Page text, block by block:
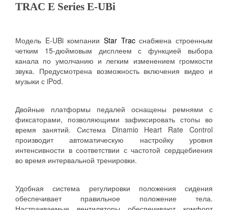
TRAC E Series E-UBi
Модель E-UBi компании Star Tracснабжена строенным
четким 15-дюймовым дисплеем с функцией выбора
канала по умолчанию и легким изменением громкости
звука. Предусмотрена возможность включения видео и
музыки с iPod.
Двойные платформы педалей оснащены ремнями с
фиксаторами, позволяющими зафиксировать стопы во
время занятий. Система Dinamio Heart Rate Control
производит автоматическую настройку уровня
интенсивности в соответствии с частотой сердцебиения
во время интервальной тренировки.
Удобная система регулировки положения сидения
обеспечивает правильное положение тела.